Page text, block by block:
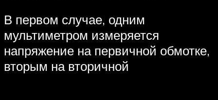
В первом случае, одним
мультиметром измеряется
напряжение на первичной обмотке,
вторым на вторичной